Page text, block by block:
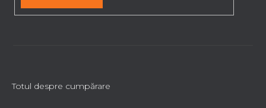
Totul despre cumpărare